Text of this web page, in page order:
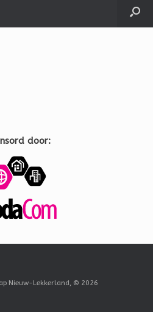
door:
Nieuw-Lekkerland, © 2026